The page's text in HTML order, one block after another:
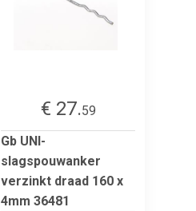
€ 27.59
Gb UNI-
slagspouwanker
verzinkt draad 160 x
4mm 36481